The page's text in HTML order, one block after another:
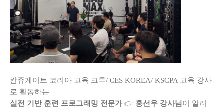
칸쥬게이트 코리아 교육 크루/ CES KOREA/ KSCPA 교육 강사
로 활동하는
실전 기반 훈련 프로그래밍 전문가👉 홍선우 강사님 이 알려